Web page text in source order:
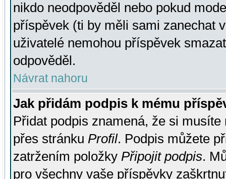
nikdo neodpověděl nebo pokud
příspěvek (ti by měli sami zanechat
uživatelé nemohou příspěvek
odpověděl.
Návrat nahoru
Jak přidám podpis k mému
Přidat podpis znamená, že si
přes stránku Profil. Podpis můžete
zatržením položky Připojit podpis.
pro všechny vaše příspěvky